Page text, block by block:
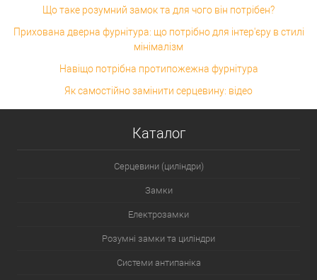
Що таке розумний замок та для чого він потрібен?
Прихована дверна фурнітура: що потрібно для інтер'єру в стилі
мінімалізм
Навіщо потрібна протипожежна фурнітура
Як самостійно замінити серцевину: відео
Каталог
Серцевини (циліндри)
Замки
Електрозамки
Розумні замки та циліндри
Системи антипаніка